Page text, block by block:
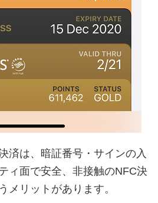
済は、暗証番号・サインの入
ィ面で安全、非接触のNFC決
メリットがあります。